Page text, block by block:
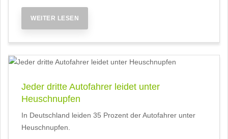
WEITER LESEN
Jeder dritte Autofahrer leidet unter
Heuschnupfen
In Deutschland leiden 35 Prozent der Autofahrer unter
Heuschnupfen.